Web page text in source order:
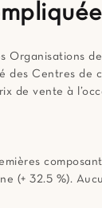
Organisations
des Centres
de vente à
(+ 32.5 %).